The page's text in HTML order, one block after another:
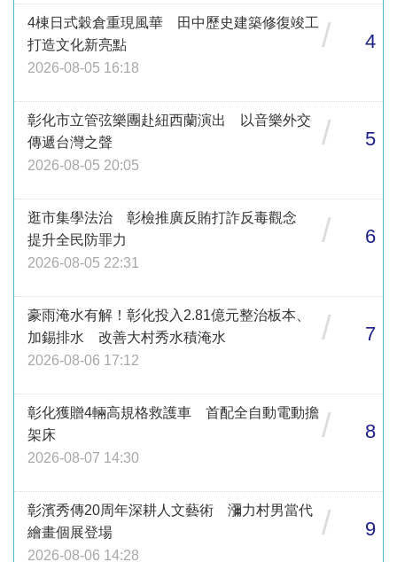
4棟日式穀倉重現風華 田中歷史建築修復竣工
打造文化新亮點
2026-08-05 16:18
/ 4
彰化市立管弦樂團赴紐西蘭演出 以音樂外交
傳遞台灣之聲
2026-08-05 20:05
/ 5
逛市集學法治 彰檢推廣反賄打詐反毒觀念
提升全民防罪力
2026-08-05 22:31
/ 6
豪雨淹水有解！彰化投入2.81億元整治板本、
加錫排水 改善大村秀水積淹水
2026-08-06 17:12
/ 7
彰化獲贈4輛高規格救護車 首配全自動電動擔
架床
2026-08-07 14:30
/ 8
彰濱秀傳20周年深耕人文藝術 瀰力村男當代
繪畫個展登場
2026-08-06 14:28
/ 9